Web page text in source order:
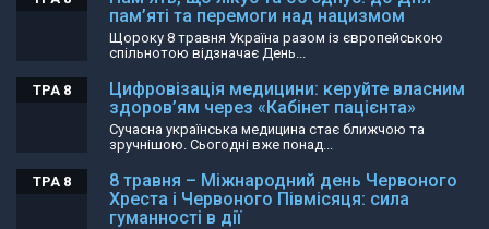
пам’яті та перемоги над нацизмом
Щороку 8 травня Україна разом із європейською
спільнотою відзначає День...
Цифровізація медицини: керуйте власним
здоров’ям через «Кабінет пацієнта»
ТРА 8
Сучасна українська медицина стає ближчою та
зручнішою. Сьогодні вже понад...
8 травня – Міжнародний день Червоного
Хреста і Червоного Півмісяця: сила
гуманності в дії
ТРА 8